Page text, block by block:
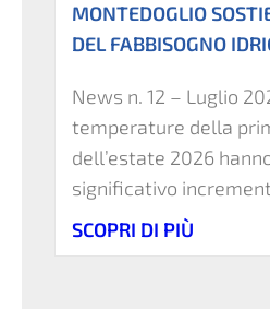
MONTEDOGLIO
DEL FABBISOGNO
News n. 12 – Luglio
temperature della
dell’estate 2026
significativo
SCOPRI DI PIÙ